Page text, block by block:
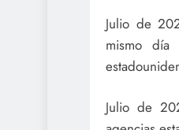
Julio de
mismo día
Julio de